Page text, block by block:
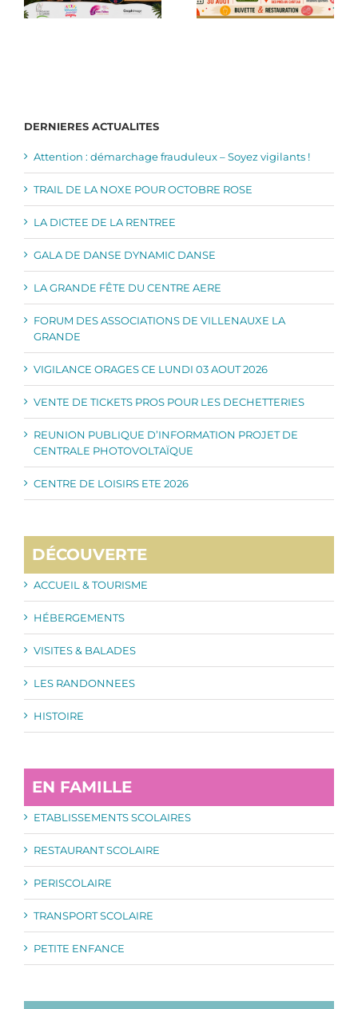
DERNIERES ACTUALITES
Attention : démarchage frauduleux – Soyez vigilants !
TRAIL DE LA NOXE POUR OCTOBRE ROSE
LA DICTEE DE LA RENTREE
GALA DE DANSE DYNAMIC DANSE
LA GRANDE FÊTE DU CENTRE AERE
FORUM DES ASSOCIATIONS DE VILLENAUXE LA
GRANDE
VIGILANCE ORAGES CE LUNDI 03 AOUT 2026
VENTE DE TICKETS PROS POUR LES DECHETTERIES
REUNION PUBLIQUE D’INFORMATION PROJET DE
CENTRALE PHOTOVOLTAÏQUE
CENTRE DE LOISIRS ETE 2026
DÉCOUVERTE
ACCUEIL & TOURISME
HÉBERGEMENTS
VISITES & BALADES
LES RANDONNEES
HISTOIRE
EN FAMILLE
ETABLISSEMENTS SCOLAIRES
RESTAURANT SCOLAIRE
PERISCOLAIRE
TRANSPORT SCOLAIRE
PETITE ENFANCE